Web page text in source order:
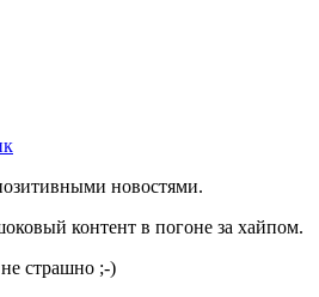
новостями.
контент в погоне за хайпом.
страшно ;-)